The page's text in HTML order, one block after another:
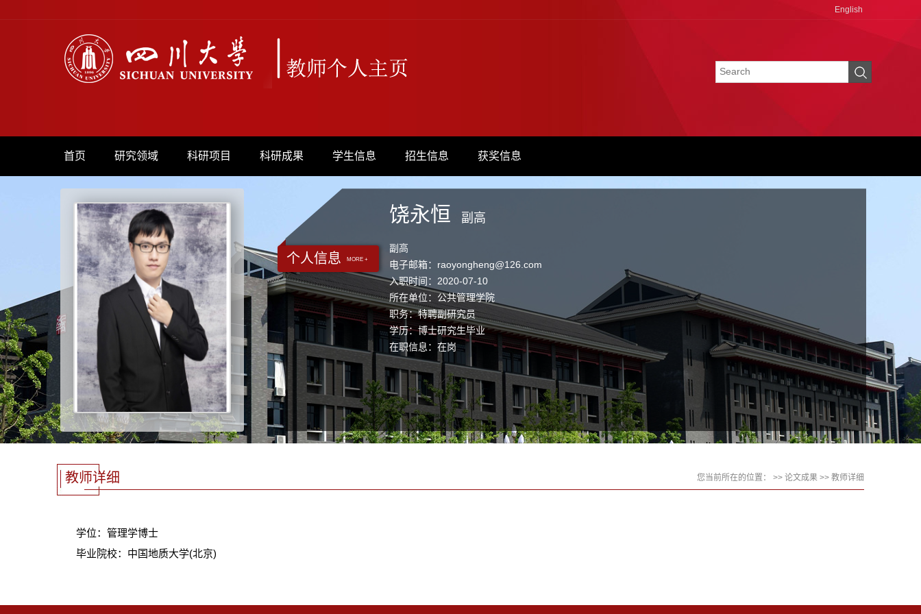
English
首页 研究领域 科研项目 科研成果 学生信息 招生信息 获奖信息
个人信息 MORE +
饶永恒 副高
副高
电子邮箱： raoyongheng@126.com
入职时间：2020-07-10
所在单位：公共管理学院
职务：特聘副研究员
学历：博士研究生毕业
在职信息：在岗
教师详细 您当前所在的位置： >> 论文成果 >> 教师详细
学位：管理学博士
毕业院校：中国地质大学(北京)